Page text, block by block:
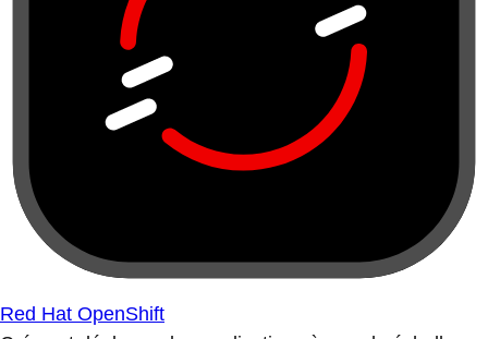
Red Hat OpenShift